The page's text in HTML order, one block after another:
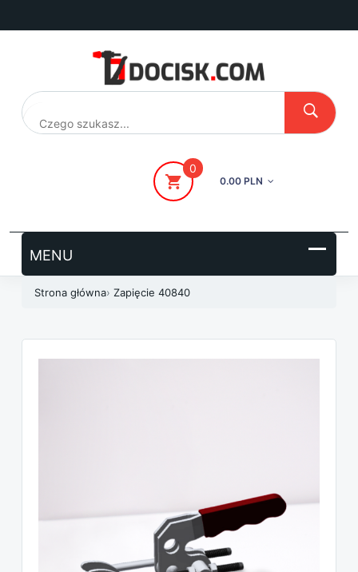
do
0
0.00 PLN
Strona główna› Zapięcie 40840